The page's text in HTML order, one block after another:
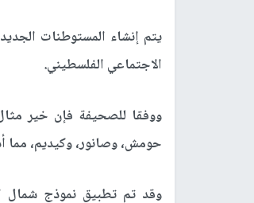
يتم إنشاء المستوطنات
الاجتماعي الفلسطيني.
ووفقا للصحيفة فإن خير
حومش، وصانور، وكيديم، مما
وقد تم تطبيق نموذج شمال